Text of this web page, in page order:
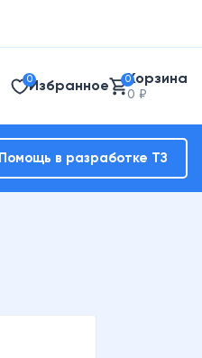
0Избранное 0Корзина
0 ₽
Помощь в разработке ТЗ